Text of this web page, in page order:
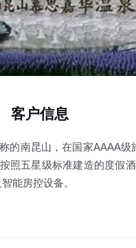
客户信息
的南昆山，在国家AAAA
照五星级标准建造的度假
能房控设备。